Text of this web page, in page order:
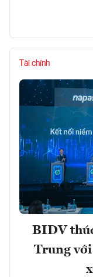
Tài chính
BIDV
Trung